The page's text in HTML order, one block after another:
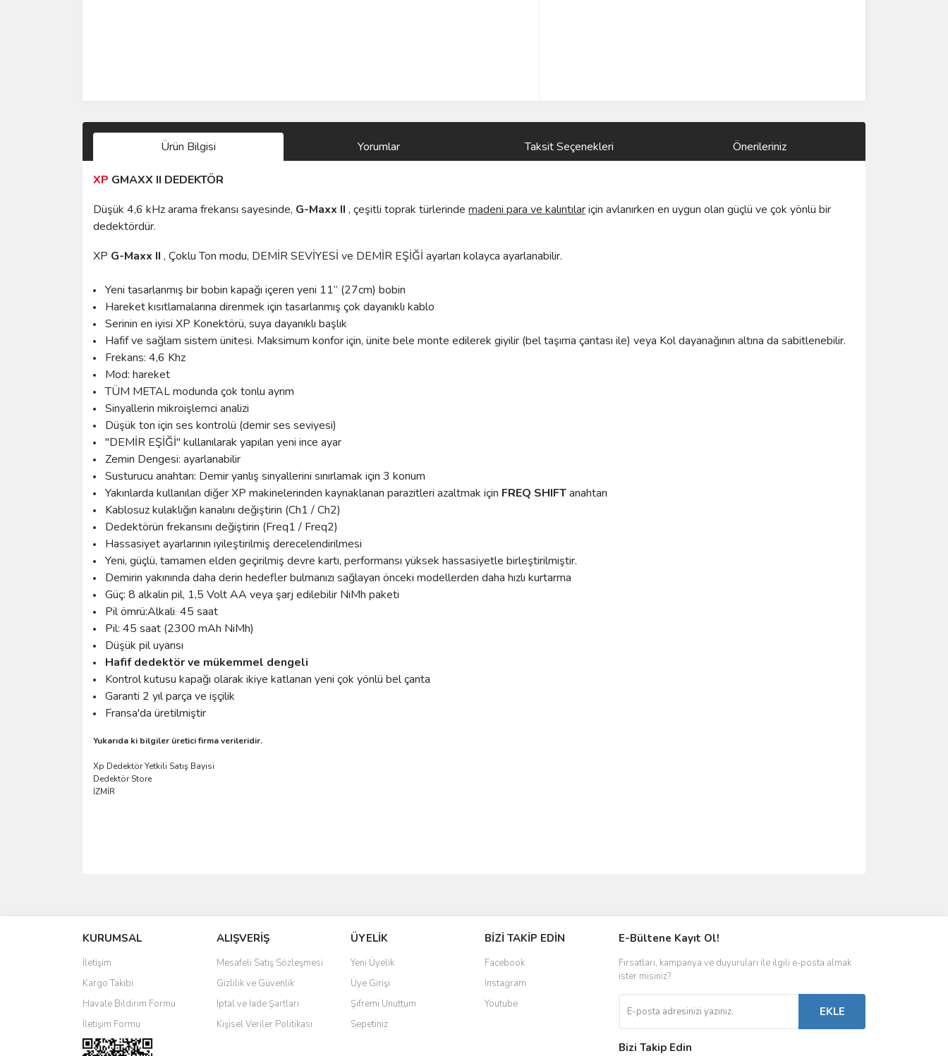
Ürün Bilgisi Yorumlar Taksit Seçenekleri Önerileriniz
XP GMAXX II DEDEKTÖR
Düşük 4,6 kHz arama frekansı sayesinde, G-Maxx II , çeşitli toprak türlerinde madeni para ve kalıntılariçin avlanırken en uygun olan güçlü ve çok yönlü bir
dedektördür.
XP G-Maxx II , Çoklu Ton modu, DEMİR SEVİYESİ ve DEMİR EŞİĞİ ayarları kolayca ayarlanabilir.
Yeni tasarlanmış bir bobin kapağı içeren yeni 11” (27cm) bobin
Hareket kısıtlamalarına direnmek için tasarlanmış çok dayanıklı kablo
Serinin en iyisi XP Konektörü, suya dayanıklı başlık
Hafif ve sağlam sistem ünitesi. Maksimum konfor için, ünite bele monte edilerek giyilir (bel taşıma çantası ile) veya Kol dayanağının altına da sabitlenebilir.
Frekans: 4,6 Khz
Mod: hareket
TÜM METAL modunda çok tonlu ayrım
Sinyallerin mikroişlemci analizi
Düşük ton için ses kontrolü (demir ses seviyesi)
"DEMİR EŞİĞİ" kullanılarak yapılan yeni ince ayar
Zemin Dengesi: ayarlanabilir
Susturucu anahtarı: Demir yanlış sinyallerini sınırlamak için 3 konum
Yakınlarda kullanılan diğer XP makinelerinden kaynaklanan parazitleri azaltmak için FREQ SHIFTanahtarı
Kablosuz kulaklığın kanalını değiştirin (Ch1 / Ch2)
Dedektörün frekansını değiştirin (Freq1 / Freq2)
Hassasiyet ayarlarının iyileştirilmiş derecelendirilmesi
Yeni, güçlü, tamamen elden geçirilmiş devre kartı, performansı yüksek hassasiyetle birleştirilmiştir.
Demirin yakınında daha derin hedefler bulmanızı sağlayan önceki modellerden daha hızlı kurtarma
Güç: 8 alkalin pil, 1,5 Volt AA veya şarj edilebilir NiMh paketi
Pil ömrü:Alkali: 45 saat
Pil: 45 saat (2300 mAh NiMh)
Düşük pil uyarısı
Hafif dedektör ve mükemmel dengeli
Kontrol kutusu kapağı olarak ikiye katlanan yeni çok yönlü bel çanta
Garanti 2 yıl parça ve işçilik
Fransa'da üretilmiştir
Yukarıda ki bilgiler üretici firma verileridir.
Xp Dedektör Yetkili Satış Bayisi
Dedektör Store
İZMİR
Ürün resmi kalitesiz, bozuk veya görüntülenemiyor.
Ürün açıklamasında eksik bilgiler bulunuyor.
Ürün bilgilerinde hatalar bulunuyor.
Ürün fiyatı diğer sitelerden daha pahalı.
Bu ürüne benzer farklı alternatifler olmalı.
KURUMSAL
İletişim
Kargo Takibi
Havale Bildirim Formu
İletişim Formu
ALIŞVERİŞ
Mesafeli Satış Sözleşmesi
Gizlilik ve Güvenlik
İptal ve İade Şartları
Kişisel Veriler Politikası
ÜYELİK
Yeni Üyelik
Üye Girişi
Şifremi Unuttum
Sepetiniz
BİZİ TAKİP EDİN
Facebook
Instagram
Youtube
E-Bültene Kayıt Ol!
Fırsatları, kampanya ve duyuruları ile ilgili e-posta almak
ister misiniz?
EKLE
Bizi Takip Edin